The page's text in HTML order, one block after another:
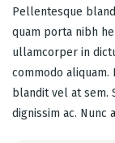
Pellentesque
quam porta nibh
ullamcorper in
commodo
blandit vel at sem.
dignissim ac.